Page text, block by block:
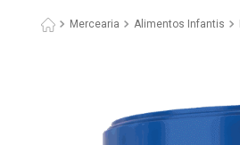
Mercearia Alimentos Infantis